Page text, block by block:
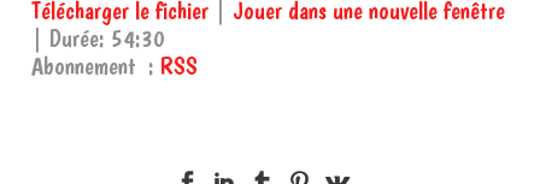
RSS
SHARE
Télécharger le fichier
Jouer dans une nouvelle fenêtre
Durée: 54:30
Abonnement : RSS